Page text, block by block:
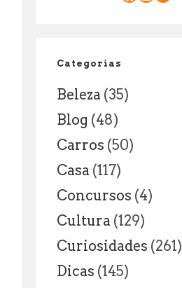
DIGITAL:
DENTRO
FORA
DA
SALA
DE
AULA
Categorias
Beleza (35)
Blog (48)
Carros (50)
Casa (117)
Concursos (4)
Cultura (129)
Curiosidades (261)
Dicas (145)